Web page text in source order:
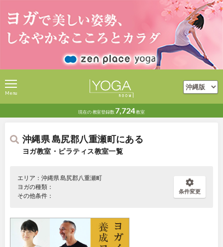
現在の教室登録数 7,724教室
Menu
沖縄県 島尻郡八重瀬町にある
ヨガ教室・ピラティス教室一覧
エリア：沖縄県 島尻郡八重瀬町
ヨガの種類：
その他条件：
条件変更